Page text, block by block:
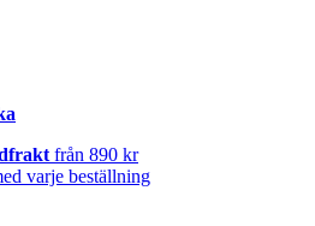
från 890 kr
varje beställning